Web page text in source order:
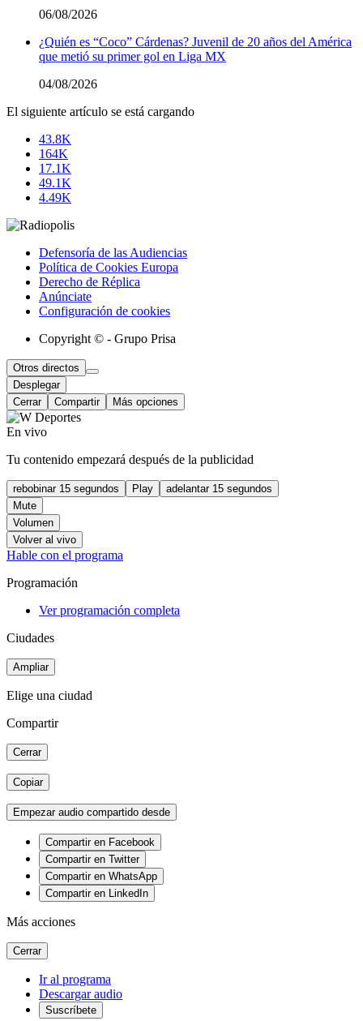
06/08/2026
¿Quién es “Coco” Cárdenas? Juvenil de 20 años del América
que metió su primer gol en Liga MX
04/08/2026
El siguiente artículo se está cargando
43.8K
164K
17.1K
49.1K
4.49K
Defensoría de las Audiencias
Política de Cookies Europa
Derecho de Réplica
Anúnciate
Configuración de cookies
Copyright © - Grupo Prisa
Otros directos
Desplegar
Cerrar
Compartir Más opciones
En vivo
Tu contenido empezará después de la publicidad
rebobinar 15 segundos Play
adelantar 15 segundos
Mute
Volumen
Volver al vivo
Hable con el programa
Programación
Ver programación completa
Ciudades
Ampliar
Elige una ciudad
Compartir
Cerrar
Copiar
Empezar audio compartido desde
Compartir en Facebook
Compartir en Twitter
Compartir en WhatsApp
Compartir en LinkedIn
Más acciones
Cerrar
Ir al programa
Descargar audio
Suscríbete